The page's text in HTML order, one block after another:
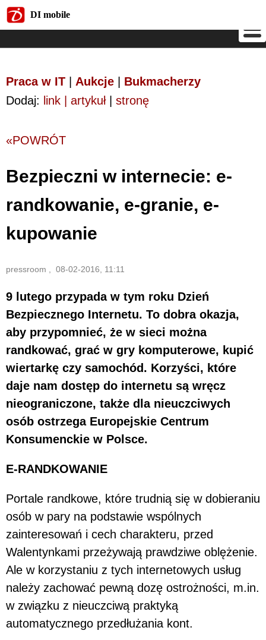
DI mobile
Praca w IT Aukcje
Bukmacherzy
Dodaj: link | artykuł| stronę
«POWRÓT
Bezpieczni w internecie: e-
randkowanie, e-granie, e-
kupowanie
pressroom , 08-02-2016, 11:11
9 lutego przypada w tym roku Dzień
Bezpiecznego Internetu. To dobra okazja,
aby przypomnieć, że w sieci można
randkować, grać w gry komputerowe, kupić
wiertarkę czy samochód. Korzyści, które
daje nam dostęp do internetu są wręcz
nieograniczone, także dla nieuczciwych
osób ostrzega Europejskie Centrum
Konsumenckie w Polsce.
E-RANDKOWANIE
Portale randkowe, które trudnią się w dobieraniu
osób w pary na podstawie wspólnych
zainteresowań i cech charakteru, przed
Walentynkami przeżywają prawdziwe oblężenie.
Ale w korzystaniu z tych internetowych usług
należy zachować pewną dozę ostrożności, m.in.
w związku z nieuczciwą praktyką
automatycznego przedłużania kont.
DI mobile